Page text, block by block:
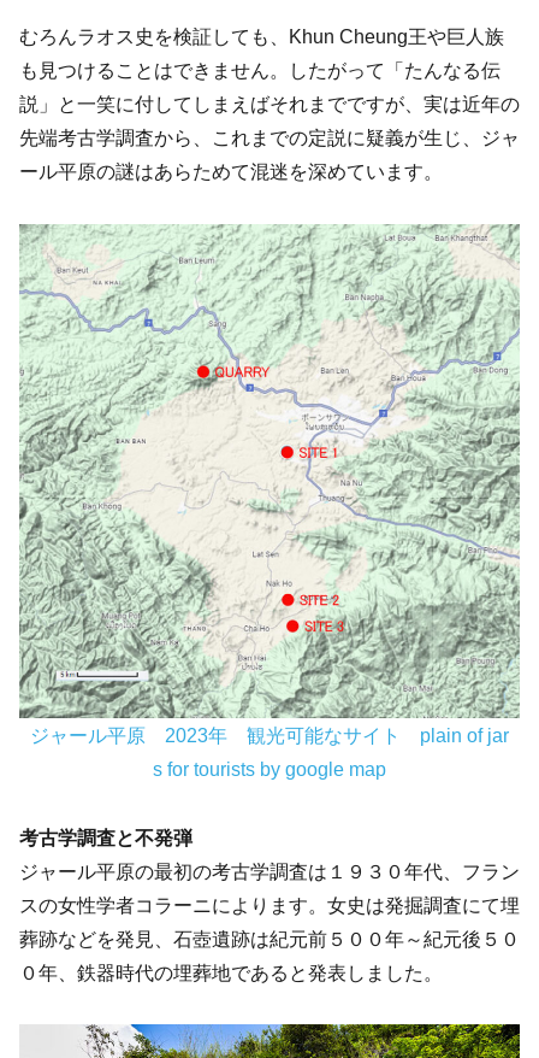
むろんラオス史を検証しても、Khun Cheung王や巨人族
も見つけることはできません。したがって「たんなる伝
説」と一笑に付してしまえばそれまでですが、実は近年の
先端考古学調査から、これまでの定説に疑義が生じ、ジャ
ール平原の謎はあらためて混迷を深めています。
ジャール平原 2023年 観光可能なサイト plain of jar
s for tourists by google map
考古学調査と不発弾
ジャール平原の最初の考古学調査は１９３０年代、フラン
スの女性学者コラーニによります。女史は発掘調査にて埋
葬跡などを発見、石壺遺跡は紀元前５００年～紀元後５０
０年、鉄器時代の埋葬地であると発表しました。